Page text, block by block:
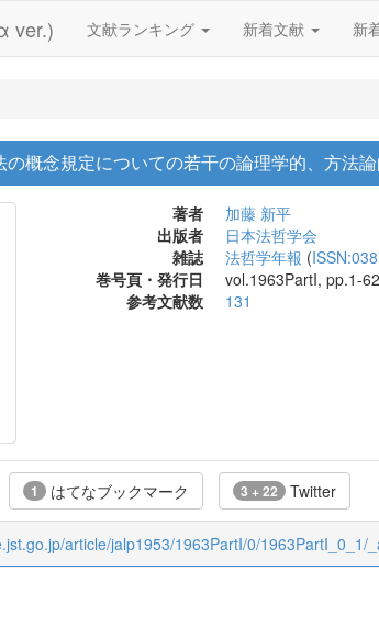
ver.) 文献ランキング 新着文献 新
の概念規定についての若干の論理学的、方法
著者
加藤 新平
出版者
日本法哲学会
雑誌
法哲学年報 (
巻号頁・発行日
vol.1963PartI, pp.1-
参考文献数
131
1 はてなブックマーク 3 + 22 Twitter
article/jalp1953/1963PartI/0/1963PartI_0_1/